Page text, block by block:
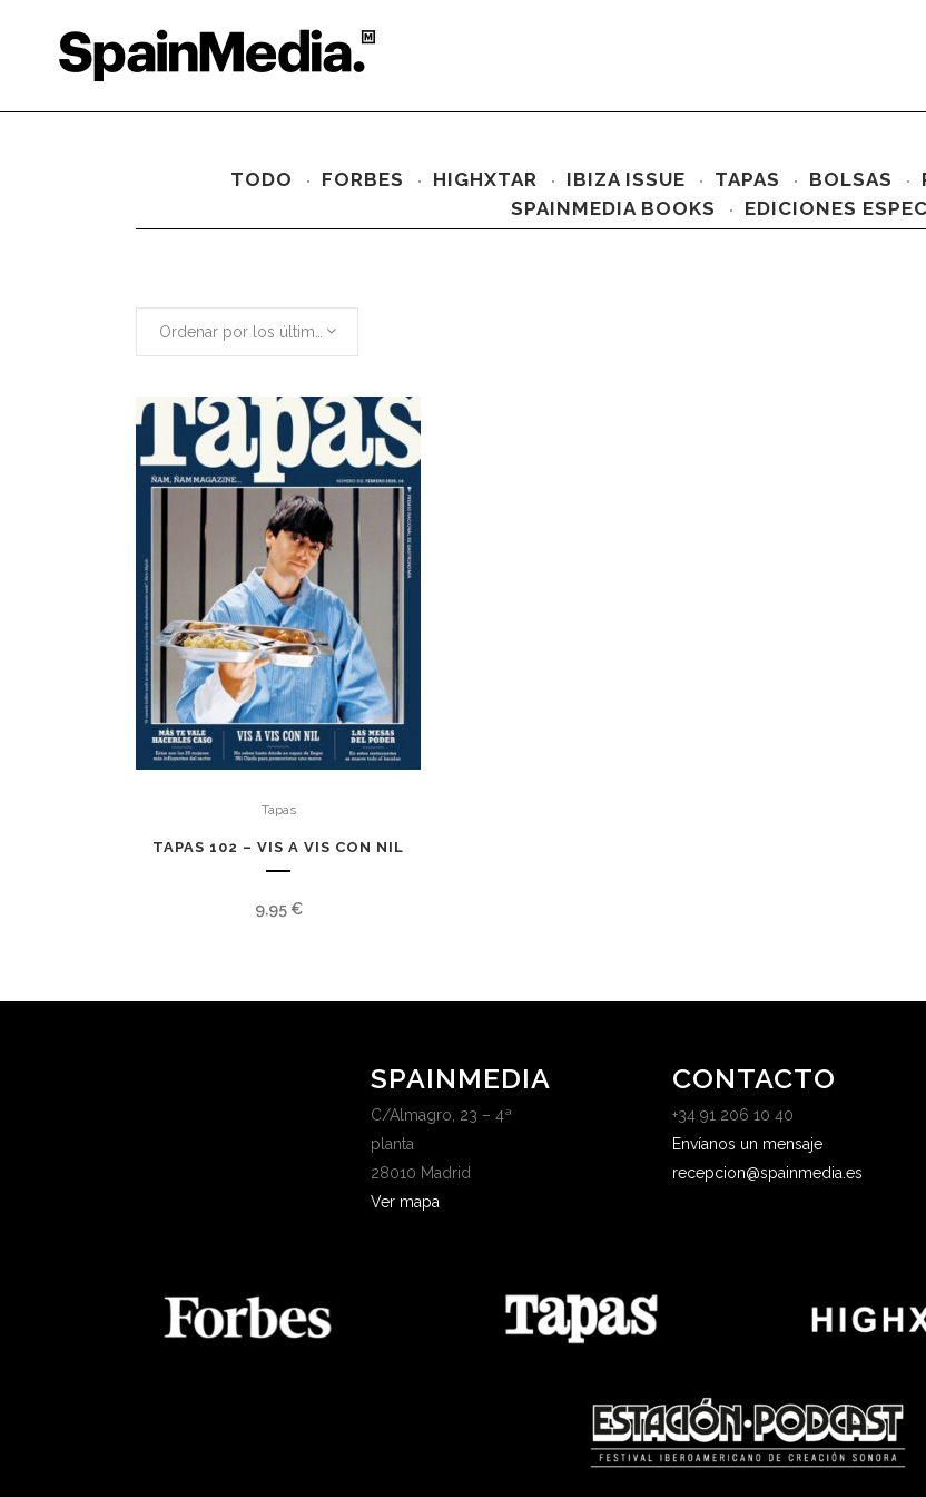
TODO FORBES HIGHXTAR IBIZA ISSUE TAPAS BOLSAS
SPAINMEDIA BOOKS
EDICIONES
Tapas
TAPAS 102 – VIS A VIS CON NIL
9,95 €
SPAINMEDIA
C/Almagro, 23 – 4ª
planta
28010 Madrid
Ver mapa
CONTACTO
+34 91 206 10 40
Envíanos un mensaje
recepcion@spainmedia.es